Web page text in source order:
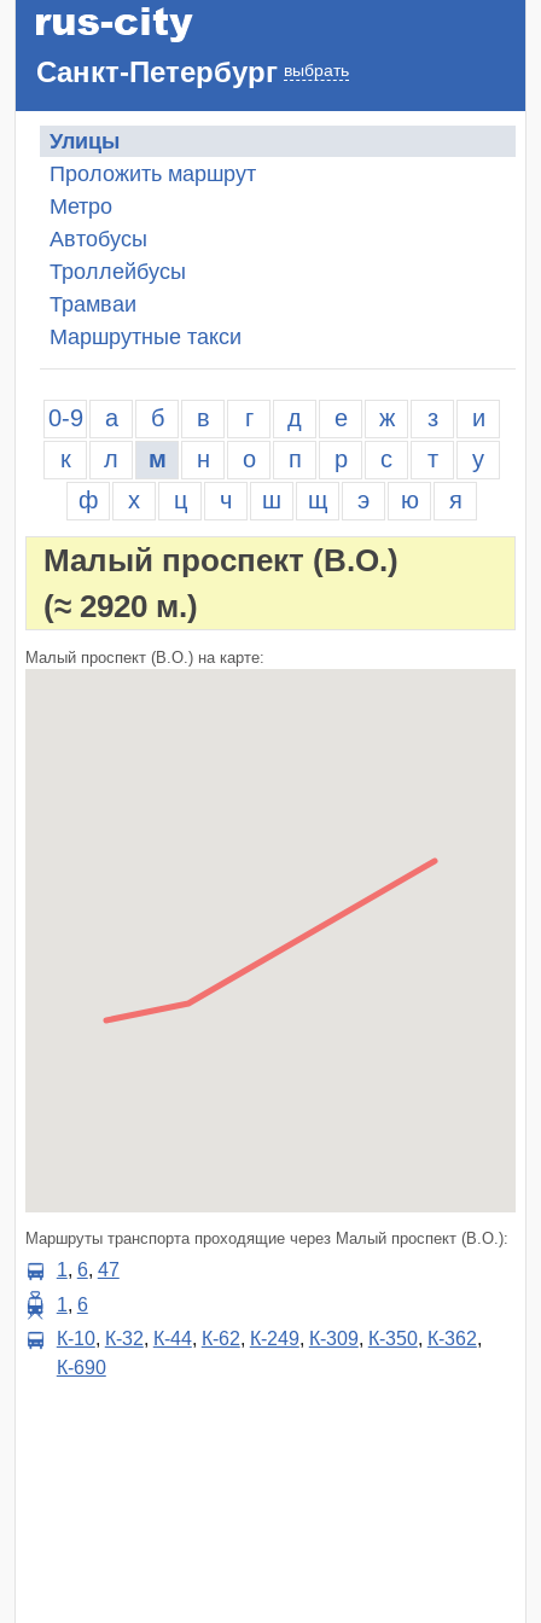
Санкт-Петербург выбрать
Улицы
Проложить маршрут
Метро
Автобусы
Троллейбусы
Трамваи
Маршрутные такси
0-9 а б в г д е ж з
и
к
л м н о п р с т
у
ф
х ц ч ш щ э ю я
Малый проспект (В.О.)
(≈ 2920 м.)
Малый проспект (В.О.) на карте:
Маршруты транспорта проходящие через Малый проспект (В.О.):
1, 6, 47
1, 6
К-10, К-32, К-44, К-62, К-249, К-309, К-350, К-362,
К-690